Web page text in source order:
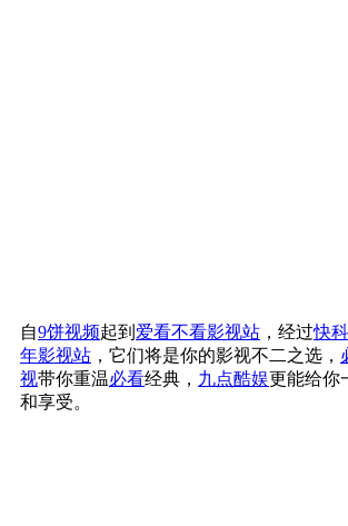
自9饼视频起到 爱看不看影视站 ，经过快
年影视站 ，它们将是你的影视不二之选，
视带你重温必看经典， 九点酷娱更能给你
和享受。